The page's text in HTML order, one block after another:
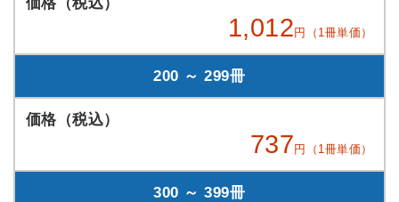
1,012 円（1冊単価）
200 ～ 299冊
737 円（1冊単価）
300 ～ 399冊